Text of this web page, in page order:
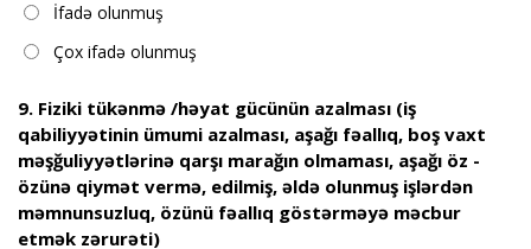
İfadə olunmuş
Çox ifadə olunmuş
9. Fiziki tükənmə /həyat gücünün azalması (iş
qabiliyyətinin ümumi azalması, aşağı fəallıq, boş vaxt
məşğuliyyətlərinə qarşı marağın olmaması, aşağı öz -
özünə qiymət vermə, edilmiş, əldə olunmuş işlərdən
məmnunsuzluq, özünü fəallıq göstərməyə məcbur
etmək zərurəti)